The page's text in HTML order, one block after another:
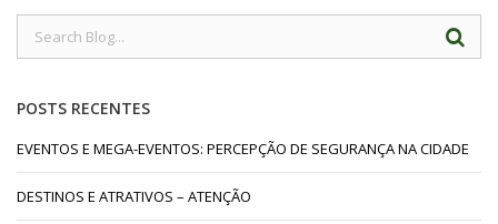
POSTS RECENTES
EVENTOS E MEGA-EVENTOS: PERCEPÇÃO DE SEGURANÇA NA CIDADE
DESTINOS E ATRATIVOS – ATENÇÃO